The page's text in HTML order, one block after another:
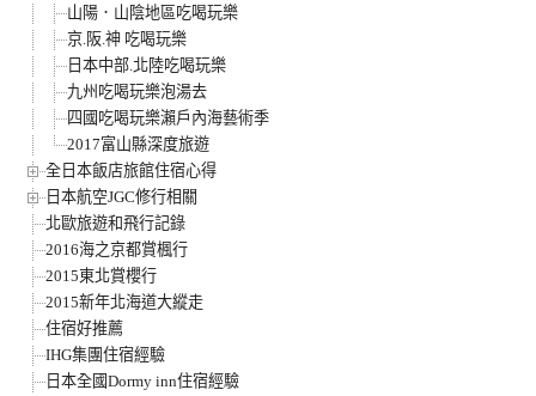
山陽．山陰地區吃喝玩樂
京.阪.神 吃喝玩樂
日本中部.北陸吃喝玩樂
九州吃喝玩樂泡湯去
四國吃喝玩樂瀨戶內海藝術季
2017富山縣深度旅遊
全日本飯店旅館住宿心得
日本航空JGC修行相關
北歐旅遊和飛行記錄
2016海之京都賞楓行
2015東北賞櫻行
2015新年北海道大縱走
住宿好推薦
IHG集團住宿經驗
日本全國Dormy inn住宿經驗